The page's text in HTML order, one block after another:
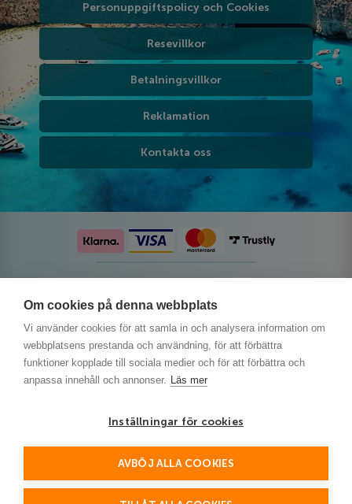
Om cookies på denna webbplats
Vi använder cookies för att samla in och analysera information om
webbplatsens prestanda och användning, för att förbättra
funktioner kopplade till sociala medier och för att förbättra och
anpassa innehåll och annonser. Läs mer
Inställningar för cookies
AVBÖJ ALLA COOKIES
Personuppgiftspolicy och Cookies
Resevillkor
Betalningsvillkor
Reklamation
Kontakta oss
This site is protected by reCAPTCHA and the Google
andTerms of Service apply.